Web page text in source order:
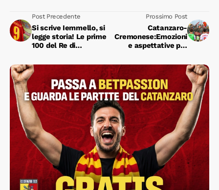
Post Precedente
Si scrive Iemmello, si
legge storia! Le prime
100 del Re di
Prossimo Post
Catanzaro-
Cremonese:Emozioni
e aspettative per